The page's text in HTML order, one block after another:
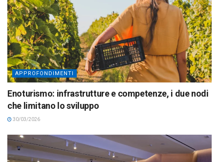
APPROFONDIMENTI
Enoturismo: infrastrutture e competenze, i due nodi
che limitano lo sviluppo
30/03/2026